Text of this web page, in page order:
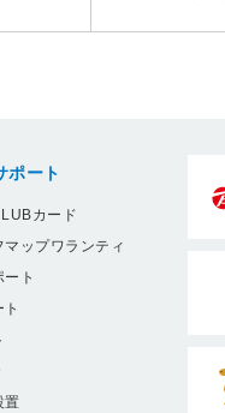
ポート
カード
ップワランティ
ト
置